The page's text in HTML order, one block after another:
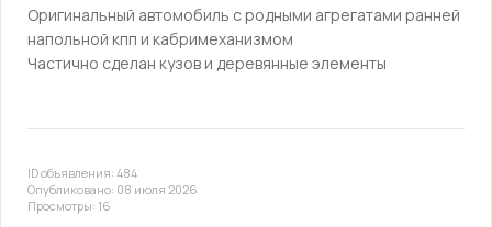
Оригинальный автомобиль с родными агрегатами ранней
напольной кпп и кабримеханизмом
Частично сделан кузов и деревянные элементы
ID объявления: 484
Опубликовано: 08 июля 2026
Просмотры: 16